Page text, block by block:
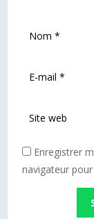
Enregistrer
navigateur